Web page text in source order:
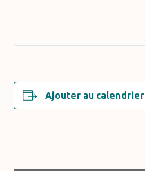
Ajouter au calendrier